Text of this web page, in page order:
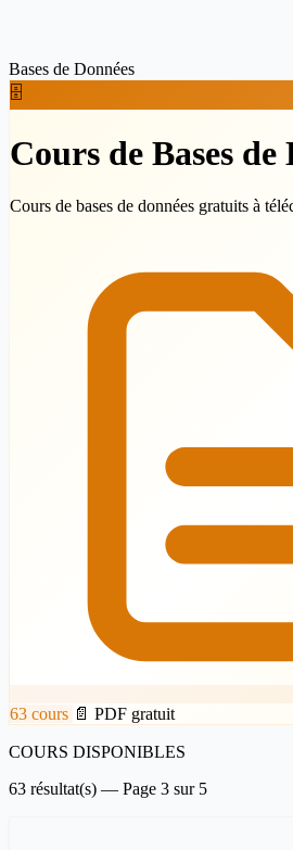
Bases de Données
🗄️
Cours de Bases de
Cours de bases de données gratuits à
63 cours 📄 PDF gratuit
COURS DISPONIBLES
63 résultat(s) — Page 3 sur 5